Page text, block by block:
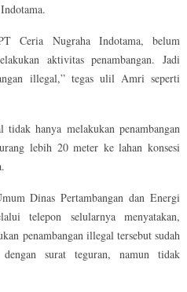
Ceria Nugraha Indotama, belum
aktivitas penambangan. Jadi
illegal,” tegas ulil Amri seperti
hanya melakukan penambangan
lebih 20 meter ke lahan konsesi
Dinas Pertambangan dan Energi
telepon selularnya menyatakan,
penambangan illegal tersebut sudah
surat teguran, namun tidak